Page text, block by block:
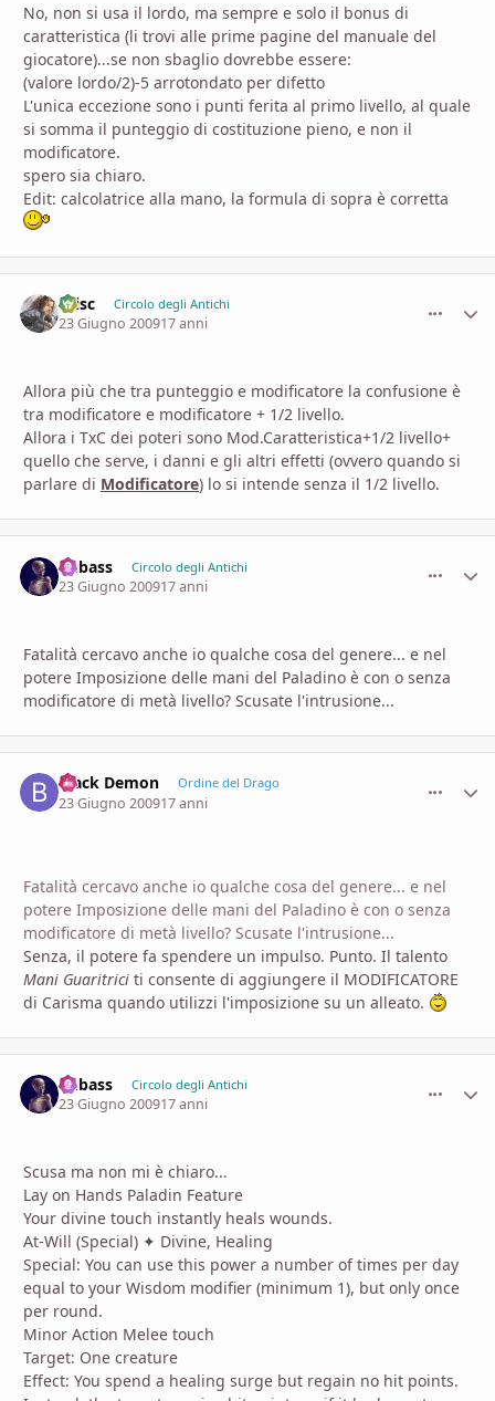
No, non si usa il lordo, ma sempre e solo il bonus di
caratteristica (li trovi alle prime pagine del manuale del
giocatore)...se non sbaglio dovrebbe essere:
(valore lordo/2)-5 arrotondato per difetto
L'unica eccezione sono i punti ferita al primo livello, al quale
si somma il punteggio di costituzione pieno, e non il
modificatore.
spero sia chiaro.
Edit: calcolatrice alla mano, la formula di sopra è corretta
Crisc Circolo degli Antichi
23 Giugno 200917 anni
Allora più che tra punteggio e modificatore la confusione è
tra modificatore e modificatore + 1/2 livello.
Allora i TxC dei poteri sono Mod.Caratteristica+1/2 livello+
quello che serve, i danni e gli altri effetti (ovvero quando si
parlare di Modificatore) lo si intende senza il 1/2 livello.
Bubass Circolo degli Antichi
23 Giugno 200917 anni
Fatalità cercavo anche io qualche cosa del genere... e nel
potere Imposizione delle mani del Paladino è con o senza
modificatore di metà livello? Scusate l'intrusione...
Black Demon Ordine del Drago
23 Giugno 200917 anni
Fatalità cercavo anche io qualche cosa del genere... e nel
potere Imposizione delle mani del Paladino è con o senza
modificatore di metà livello? Scusate l'intrusione...
Senza, il potere fa spendere un impulso. Punto. Il talento
Mani Guaritrici ti consente di aggiungere il MODIFICATORE
di Carisma quando utilizzi l'imposizione su un alleato.
Bubass Circolo degli Antichi
23 Giugno 200917 anni
Scusa ma non mi è chiaro...
Lay on Hands Paladin Feature
Your divine touch instantly heals wounds.
At-Will (Special) ✦ Divine, Healing
Special: You can use this power a number of times per day
equal to your Wisdom modifier (minimum 1), but only once
per round.
Minor Action Melee touch
Target: One creature
Effect: You spend a healing surge but regain no hit points.